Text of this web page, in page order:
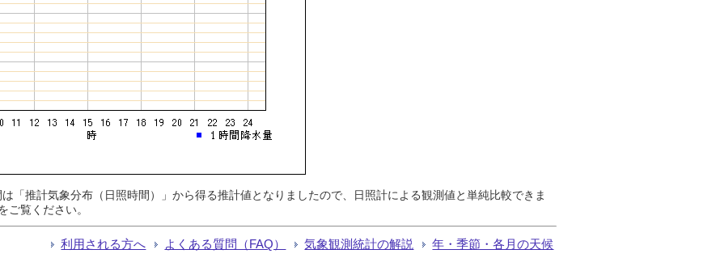
「推計気象分布（日照時間）」から得る推計値となりましたので、日照計による観測値と単純比較できま
ご覧ください。
利用される方へ よくある質問（FAQ） 気象観測統計の解説 年・季節・各月の天候